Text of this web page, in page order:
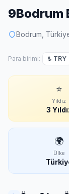
9Bodrum
Bodrum,
Para birimi: ₺ TRY
⭐
Yıldız
3
🌍
Ülke